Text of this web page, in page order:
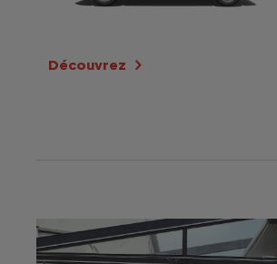
Découvrez